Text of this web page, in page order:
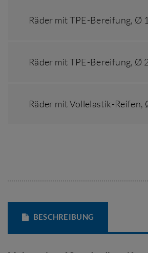
Räder mit TPE-Bereifung, Ø
Räder mit TPE-Bereifung, Ø
Räder mit Vollelastik-Reifen,
BESCHREIBUNG